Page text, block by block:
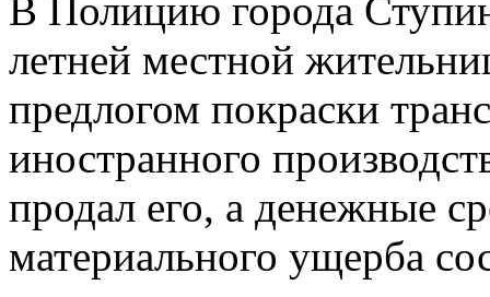
В Полицию города
летней местной
предлогом покраски
иностранного
продал его, а денежные
материального ущерба